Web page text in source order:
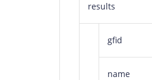
results
gfid
name